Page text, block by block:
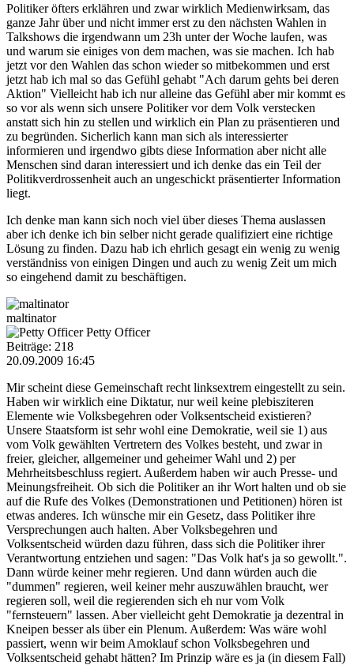
Politiker öfters erklähren und zwar wirklich Medienwirksam, das
ganze Jahr über und nicht immer erst zu den nächsten Wahlen in
Talkshows die irgendwann um 23h unter der Woche laufen, was
und warum sie einiges von dem machen, was sie machen. Ich hab
jetzt vor den Wahlen das schon wieder so mitbekommen und erst
jetzt hab ich mal so das Gefühl gehabt "Ach darum gehts bei deren
Aktion" Vielleicht hab ich nur alleine das Gefühl aber mir kommt es
so vor als wenn sich unsere Politiker vor dem Volk verstecken
anstatt sich hin zu stellen und wirklich ein Plan zu präsentieren und
zu begründen. Sicherlich kann man sich als interessierter
informieren und irgendwo gibts diese Information aber nicht alle
Menschen sind daran interessiert und ich denke das ein Teil der
Politikverdrossenheit auch an ungeschickt präsentierter Information
liegt.
Ich denke man kann sich noch viel über dieses Thema auslassen
aber ich denke ich bin selber nicht gerade qualifiziert eine richtige
Lösung zu finden. Dazu hab ich ehrlich gesagt ein wenig zu wenig
verständniss von einigen Dingen und auch zu wenig Zeit um mich
so eingehend damit zu beschäftigen.
maltinator
Petty Officer
Beiträge: 218
20.09.2009 16:45
Mir scheint diese Gemeinschaft recht linksextrem eingestellt zu sein.
Haben wir wirklich eine Diktatur, nur weil keine plebisziteren
Elemente wie Volksbegehren oder Volksentscheid existieren?
Unsere Staatsform ist sehr wohl eine Demokratie, weil sie 1) aus
vom Volk gewählten Vertretern des Volkes besteht, und zwar in
freier, gleicher, allgemeiner und geheimer Wahl und 2) per
Mehrheitsbeschluss regiert. Außerdem haben wir auch Presse- und
Meinungsfreiheit. Ob sich die Politiker an ihr Wort halten und ob sie
auf die Rufe des Volkes (Demonstrationen und Petitionen) hören ist
etwas anderes. Ich wünsche mir ein Gesetz, dass Politiker ihre
Versprechungen auch halten. Aber Volksbegehren und
Volksentscheid würden dazu führen, dass sich die Politiker ihrer
Verantwortung entziehen und sagen: "Das Volk hat's ja so gewollt.".
Dann würde keiner mehr regieren. Und dann würden auch die
"dummen" regieren, weil keiner mehr auszuwählen braucht, wer
regieren soll, weil die regierenden sich eh nur vom Volk
"fernsteuern" lassen. Aber vielleicht geht Demokratie ja dezentral in
Kneipen besser als über ein Plenum. Außerdem: Was wäre wohl
passiert, wenn wir beim Amoklauf schon Volksbegehren und
Volksentscheid gehabt hätten? Im Prinzip wäre es ja (in diesem Fall)